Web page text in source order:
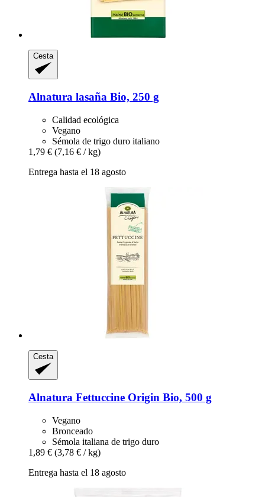
Cesta
Alnatura lasaña Bio, 250 g
Calidad ecológica
Vegano
Sémola de trigo duro italiano
1,79 € (7,16 € / kg)
Entrega hasta el 18 agosto
Cesta
Alnatura Fettuccine Origin Bio, 500 g
Vegano
Bronceado
Sémola italiana de trigo duro
1,89 € (3,78 € / kg)
Entrega hasta el 18 agosto